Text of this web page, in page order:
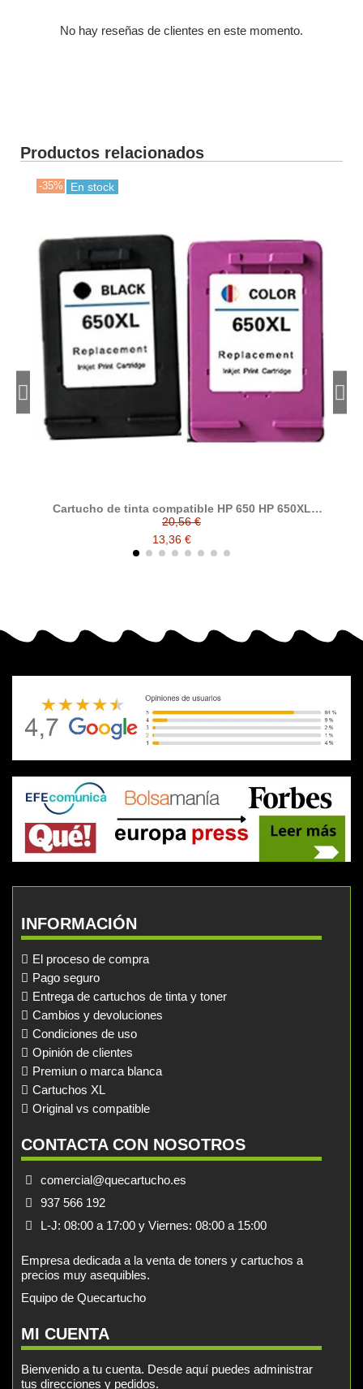
No hay reseñas de clientes en este momento.
Productos relacionados
-35% En stock
Cartucho de tinta compatible HP 650 HP 650XL
CZ101AE CZ102AE HP650 HP650XL
20,56 €
13,36 €
INFORMACIÓN
El proceso de compra
Pago seguro
Entrega de cartuchos de tinta y toner
Cambios y devoluciones
Condiciones de uso
Opinión de clientes
Premiun o marca blanca
Cartuchos XL
Original vs compatible
CONTACTA CON NOSOTROS
comercial@quecartucho.es
937 566 192
L-J: 08:00 a 17:00 y Viernes: 08:00 a 15:00
Empresa dedicada a la venta de toners y cartuchos a
precios muy asequibles.
Equipo de Quecartucho
MI CUENTA
Bienvenido a tu cuenta. Desde aquí puedes administrar
tus direcciones y pedidos.